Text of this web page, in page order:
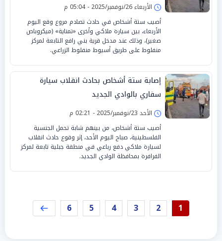
الأربعاء 26/نوفمبر/2025 - 05:04 م
أصيب ستة أشخاص في حادث تصادم مروع وقع اليوم
الأربعاء، بين سيارة ملاكي وأخرى «تمناية» (ميكروباص
صغير)، وذلك عند مدخل قرية بني رافع التابعة لمركز
منفلوط على طريق أسيوط منفلوط الزراعي.
إصابة ستة أشخاص بحادث انقلاب سيارة
سفاري بالوادي الجديد
الأحد 23/نوفمبر/2025 - 02:21 م
أصيب ستة أشخاص، من بينهم شابة تحمل الجنسية
الفلسطينية، صباح اليوم الأحد، إثر وقوع حادث انقلاب
لسيارة ملاكي دفع رباعي في منطقة جبلية تابعة لمركز
الفرافرة بمحافظة الوادي الجديد.
1
2
3
4
5
6